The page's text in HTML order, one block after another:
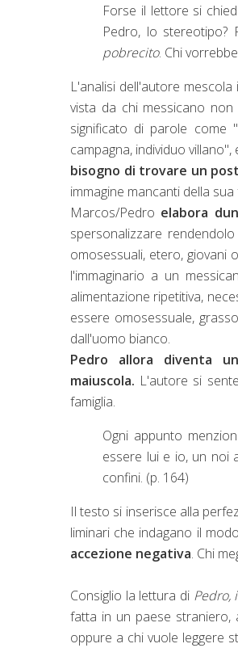
Forse il lettore si
Pedro, lo stereotipo?
pobrecito. Chi
L'analisi dell'autore
vista da chi messicano
significato di parole come "
campagna, individuo
bisogno di trovare un
immagine mancanti della
Marcos/Pedro elabora
spersonalizzare
omosessuali, etero, giovani
l'immaginario a un
alimentazione ripetitiva,
essere omosessuale,
dall'uomo bianco.
Pedro allora diventa
maiuscola. L'autore si
famiglia.
Ogni appunto
essere lui e io, un noi
confini. (p. 164)
Il testo si inserisce alla
liminari che indagano il
accezione negativa. Chi
Consiglio la lettura di Pedro,
fatta in un paese straniero,
oppure a chi vuole leggere